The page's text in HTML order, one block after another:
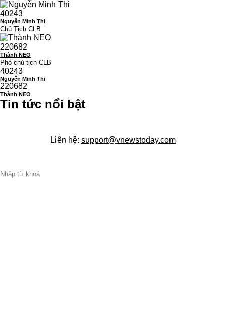
40243
Nguyễn Minh Thi
Chủ Tịch CLB
220682
Thành NEO
Phó chủ tịch CLB
40243
Nguyễn Minh Thi
220682
Thành NEO
Tin tức nổi bật
Liên hệ: support@vnewstoday.com